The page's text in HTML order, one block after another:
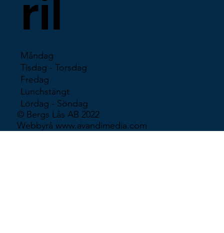
ril
Måndag
Tisdag - Torsdag
Fredag
Lunchstängt
Lördag - Söndag
© Bergs Lås AB 2022
Webbyrå www.avandimedia.com